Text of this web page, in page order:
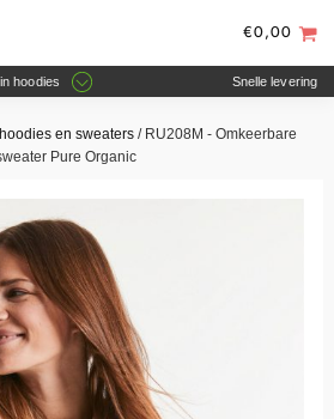
€0,00
hoodies Snelle levering
en sweaters/ RU208M - Omkeerbare
Pure Organic